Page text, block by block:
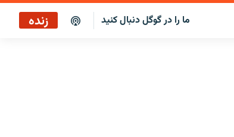
ما را در گوگل دنبال کنید زنده